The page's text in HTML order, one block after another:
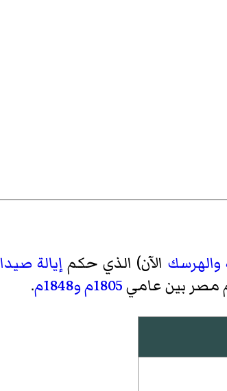
والهرسك الآن) الذي حكم إيالة صيدا
مصر بين عامي1805م و1848م .